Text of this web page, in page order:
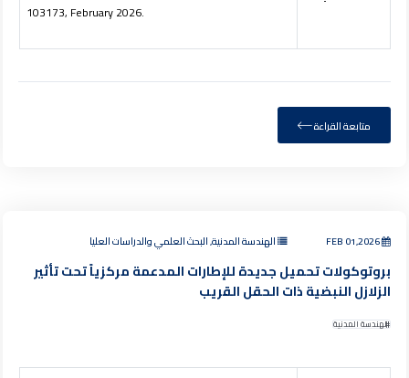
103173, February 2026.
متابعة القراءة
FEB 01,2026 الهندسة المدنية, البحث العلمي والدراسات العليا
بروتوكولات تحميل جديدة للإطارات المدعمة مركزياً تحت تأثير
الزلازل النبضية ذات الحقل القريب
الهندسة المدنية